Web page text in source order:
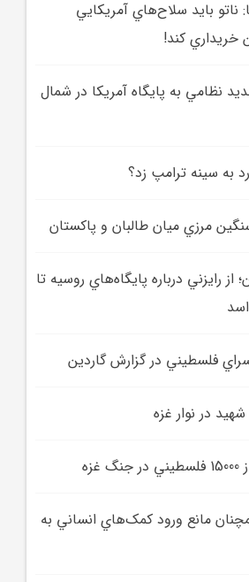
ناتو بايد سلاح‌هاي آمريکايي
خريداري کند!
نظامي به پايگاه آمريکا در شمال
به سينه ترامپ زد؟
مرزي ميان طالبان و پاکستان
از رايزني درباره پايگاه‌هاي روسيه تا
فلسطيني در گزارش گاردين
در نوار غزه
مانع ورود کمک‌هاي انساني به